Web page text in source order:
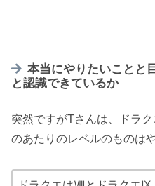
本当にやりたいことと
と認識できているか
突然ですがTさんは、ドラ
のあたりのレベルのものは